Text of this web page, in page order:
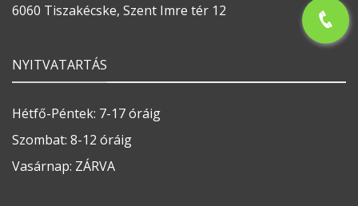
6060 Tiszakécske, Szent Imre tér 12
NYITVATARTÁS
Hétfő-Péntek: 7-17 óráig
Szombat: 8-12 óráig
Vasárnap: ZÁRVA